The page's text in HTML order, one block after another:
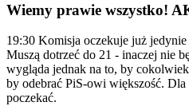
Wiemy prawie wszystko!
19:30 Komisja oczekuje już
Muszą dotrzeć do 21 - inaczej nie
wygląda jednak na to, by
by odebrać PiS-owi większość. Dla
poczekać.